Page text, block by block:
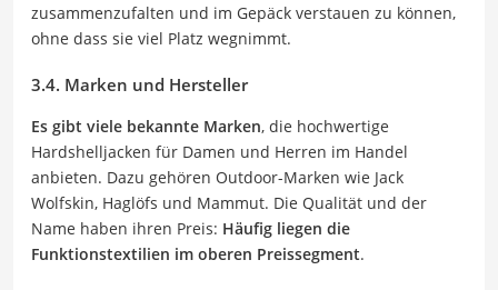
zusammenzufalten und im Gepäck verstauen zu können,
ohne dass sie viel Platz wegnimmt.
3.4. Marken und Hersteller
Es gibt viele bekannte Marken, die hochwertige
Hardshelljacken für Damen und Herren im Handel
anbieten. Dazu gehören Outdoor-Marken wie Jack
Wolfskin, Haglöfs und Mammut. Die Qualität und der
Name haben ihren Preis: Häufig liegen die
Funktionstextilien im oberen Preissegment.